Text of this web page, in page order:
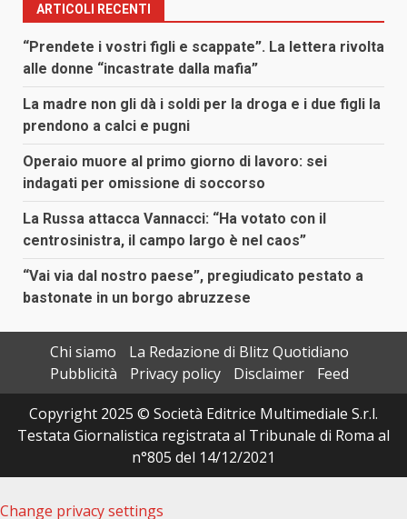
ARTICOLI RECENTI
“Prendete i vostri figli e scappate”. La lettera rivolta
alle donne “incastrate dalla mafia”
La madre non gli dà i soldi per la droga e i due figli la
prendono a calci e pugni
Operaio muore al primo giorno di lavoro: sei
indagati per omissione di soccorso
La Russa attacca Vannacci: “Ha votato con il
centrosinistra, il campo largo è nel caos”
“Vai via dal nostro paese”, pregiudicato pestato a
bastonate in un borgo abruzzese
Chi siamo
La Redazione di Blitz Quotidiano
Pubblicità
Privacy policy Disclaimer
Feed
Copyright 2025 © Società Editrice Multimediale S.r.l.
Testata Giornalistica registrata al Tribunale di Roma al
n°805 del 14/12/2021
Change privacy settings